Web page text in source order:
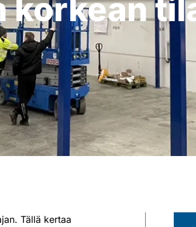
korkean
Tällä kertaa